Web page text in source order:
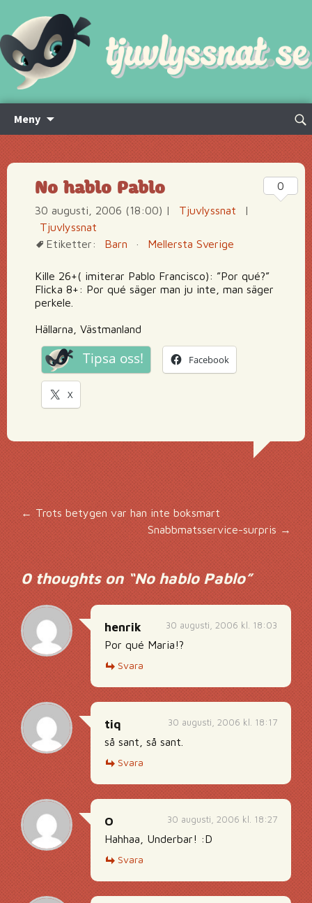
Meny
innehåll
Sök
No hablo Pablo
30 augusti, 2006 (18:00) | Tjuvlyssnat
|
Tjuvlyssnat
Etiketter:
Barn · Mellersta Sverige
Kille 26+( imiterar Pablo Francisco): ”Por qué?”
Flicka 8+: Por qué säger man ju inte, man säger
perkele.
Hällarna, Västmanland
Tipsa oss! Facebook
X
0
Inläggsnavigering
←Trots betygen var han inte boksmart
Snabbmatsservice-surpris→
0 thoughts on “No hablo Pablo”
30 augusti, 2006 kl. 18:03
henrik
Por qué Maria!?
Svara
30 augusti, 2006 kl. 18:17
tiq
så sant, så sant.
Svara
30 augusti, 2006 kl. 18:27
O
Hahhaa, Underbar! :D
Svara